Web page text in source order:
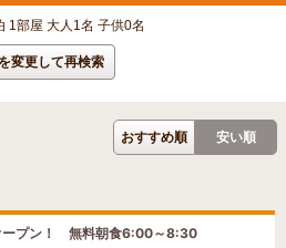
1部屋 大人1名 子供0名
変更して再検索
おすすめ順 安い順
ープン！ 無料朝食6:00～8:30